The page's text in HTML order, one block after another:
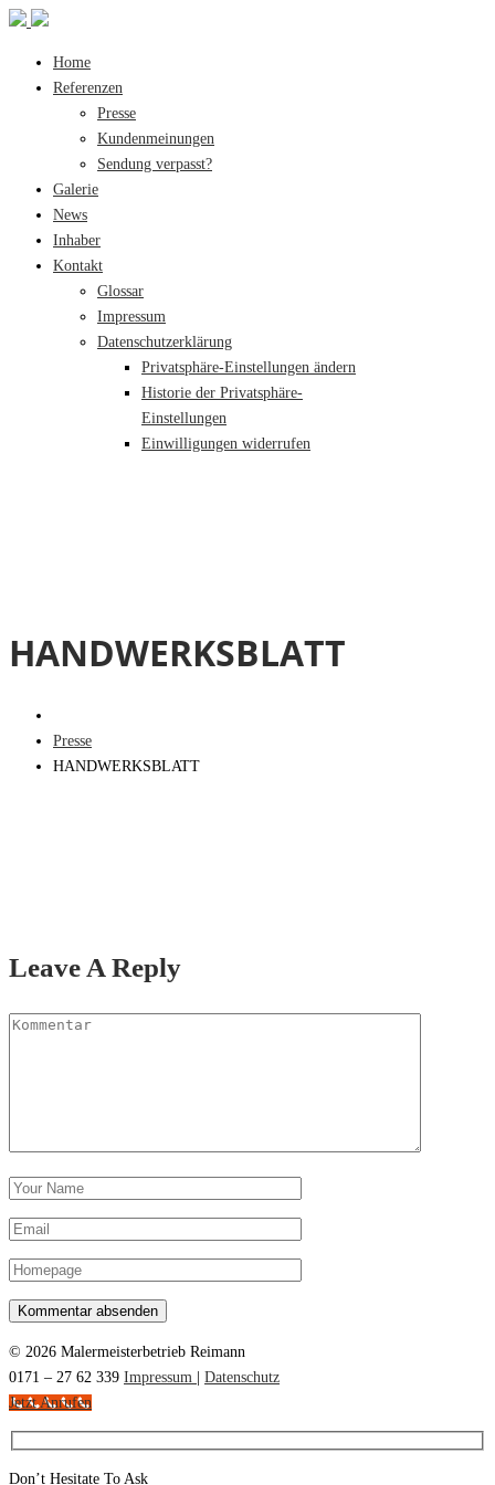
Home
Referenzen
Presse
Kundenmeinungen
Sendung verpasst?
Galerie
News
Inhaber
Kontakt
Glossar
Impressum
Datenschutzerklärung
Privatsphäre-Einstellungen ändern
Historie der Privatsphäre-
Einstellungen
Einwilligungen widerrufen
HANDWERKSBLATT
Presse
HANDWERKSBLATT
Leave A Reply
© 2026 Malermeisterbetrieb Reimann
0171 – 27 62 339 Impressum
Datenschutz
Jetzt Anrufen
Don’t Hesitate To Ask